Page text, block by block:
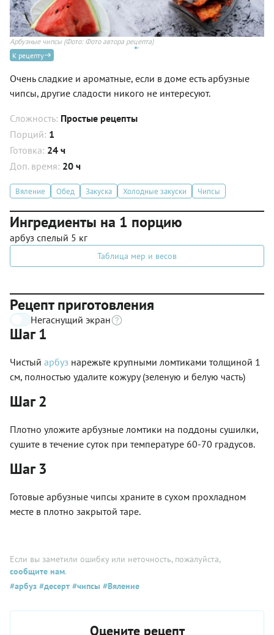
Арбузные чипсы(Фото: Фото автора рецепта)
К рецепту
Очень сладкие и ароматные, если в доме есть арбузные
чипсы, другие сладости никого не интересуют.
Сложность: Простые рецепты
Порций: 1
Готовка: 24 ч
Доп. время: 20 ч
Вяление Обед Закуска Холодные закуски Чипсы
Ингредиенты на 1 порцию
арбуз спелый 5 кг
Таблица мер и весов
Рецепт приготовления
Негаснущий экран
Шаг 1
Чистый арбуз нарежьте крупными ломтиками толщиной 1
см, полностью удалите кожуру (зеленую и белую часть)
Шаг 2
Плотно уложите арбузные ломтики на поддоны сушилки,
сушите в течение суток при температуре 60-70 градусов.
Шаг 3
Готовые арбузные чипсы храните в сухом прохладном
месте в плотно закрытой таре.
Если вы заметили ошибку или неточность, пожалуйста,
сообщите нам.
#арбуз #десерт #чипсы #Вяление
Оцените рецепт